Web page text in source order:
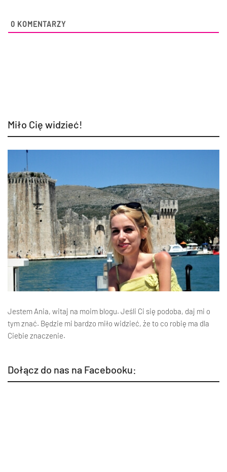
0 KOMENTARZY
Miło Cię widzieć!
Jestem Ania, witaj na moim blogu. Jeśli Ci się podoba, daj mi o
tym znać. Będzie mi bardzo miło widzieć, że to co robię ma dla
Ciebie znaczenie.
Dołącz do nas na Facebooku: